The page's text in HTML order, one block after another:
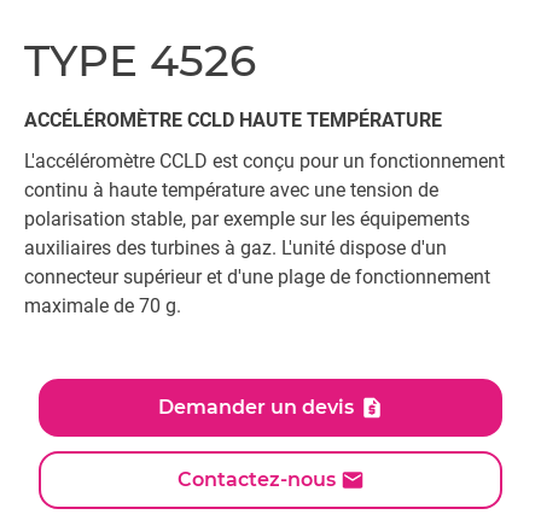
TYPE 4526
ACCÉLÉROMÈTRE CCLD HAUTE TEMPÉRATURE
L'accéléromètre CCLD est conçu pour un fonctionnement
continu à haute température avec une tension de
polarisation stable, par exemple sur les équipements
auxiliaires des turbines à gaz. L'unité dispose d'un
connecteur supérieur et d'une plage de fonctionnement
maximale de 70 g.
Demander un devis
Contactez-nous